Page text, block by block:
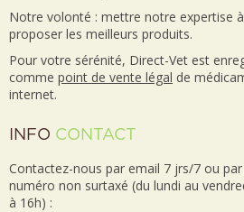
Notre volonté : mettre notre expertise
proposer les meilleurs produits.
Pour votre sérénité, Direct-Vet est
comme point de vente légal de
internet.
INFO CONTACT
Contactez-nous par email 7 jrs/7 ou
numéro non surtaxé (du lundi au
à 16h) :